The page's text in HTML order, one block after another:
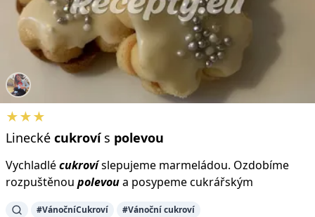
★★★
Linecké cukrovís polevou
Vychladlécukrovíslepujeme marmeládou. Ozdobíme
rozpuštěnou polevoua posypeme cukrářským
#VánočníCukroví #Vánoční cukroví